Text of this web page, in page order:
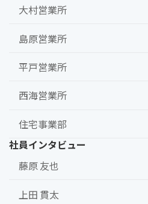
大村営業所
島原営業所
平戸営業所
西海営業所
住宅事業部
社員インタビュー
藤原 友也
上田 貫太